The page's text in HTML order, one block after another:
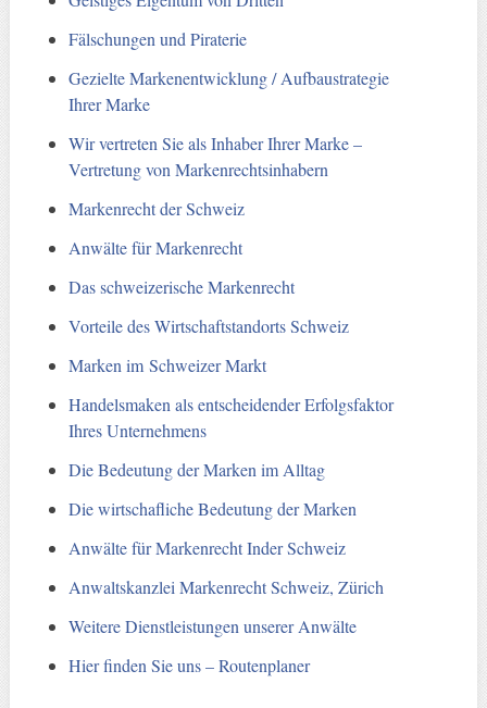
Fälschungen und Piraterie
Gezielte Markenentwicklung / Aufbaustrategie
Ihrer Marke
Wir vertreten Sie als Inhaber Ihrer Marke –
Vertretung von Markenrechtsinhabern
Markenrecht der Schweiz
Anwälte für Markenrecht
Das schweizerische Markenrecht
Vorteile des Wirtschaftstandorts Schweiz
Marken im Schweizer Markt
Handelsmaken als entscheidender Erfolgsfaktor
Ihres Unternehmens
Die Bedeutung der Marken im Alltag
Die wirtschafliche Bedeutung der Marken
Anwälte für Markenrecht Inder Schweiz
Anwaltskanzlei Markenrecht Schweiz, Zürich
Weitere Dienstleistungen unserer Anwälte
Hier finden Sie uns – Routenplaner